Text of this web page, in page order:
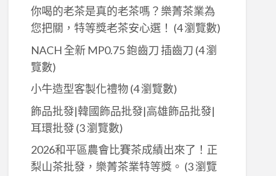
女裝批發，廣州女裝批發.上海女裝批發，韓國女裝批發，國際品牌服
你喝的老茶是真的老茶嗎？樂菁茶業為
您把關，特等獎老茶安心選！ (4 瀏覽數)
NACH 全新 MP0.75 鉋齒刀 插齒刀 (4 瀏
覽數)
小牛造型客製化禮物 (4 瀏覽數)
飾品批發|韓國飾品批發|高雄飾品批發|
耳環批發(3 瀏覽數)
2026和平區農會比賽茶成績出來了！正
梨山茶批發，樂菁茶業特等獎。 (3 瀏覽